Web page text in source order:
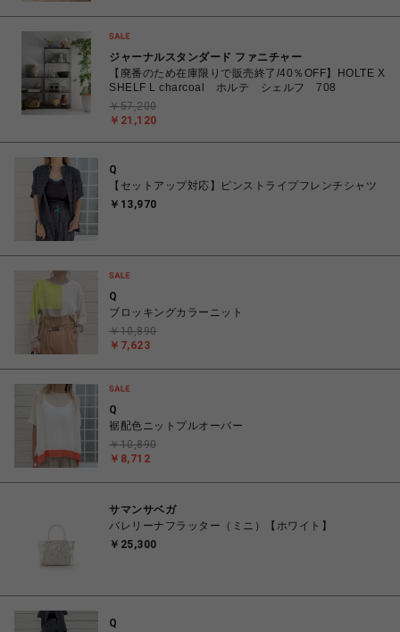
ジャーナルスタンダード ファニチャー
【廃番のため在庫限りで販売終了/40％OFF】HOLTE X
SHELF L charcoal ホルテ シェルフ 708
￥21,120
￥57,200
Q
【セットアップ対応】ピンストライプフレンチシャツ
￥13,970
Q
ブロッキングカラーニット
￥7,623
￥10,890
Q
裾配色ニットプルオーバー
￥8,712
￥10,890
サマンサベガ
バレリーナフラッター（ミニ）【ホワイト】
￥25,300
Q